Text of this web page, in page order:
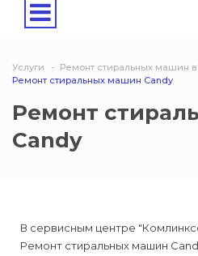
Услуги
Ремонт стиральных машин
Ремонт стиральных машин Candy
Ремонт
Candy
В сервисным центре
Ремонт стиральных машин